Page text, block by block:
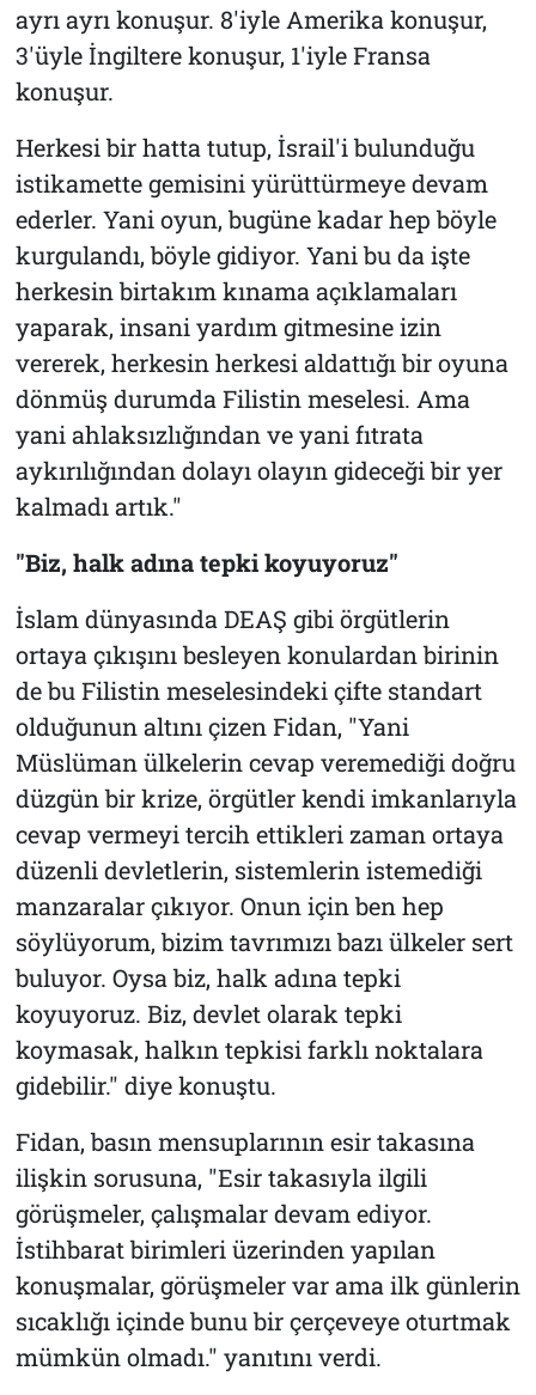
ayrı ayrı konuşur. 8'iyle Amerika konuşur,
3'üyle İngiltere konuşur, 1'iyle Fransa
konuşur.
Herkesi bir hatta tutup, İsrail'i bulunduğu
istikamette gemisini yürüttürmeye devam
ederler. Yani oyun, bugüne kadar hep böyle
kurgulandı, böyle gidiyor. Yani bu da işte
herkesin birtakım kınama açıklamaları
yaparak, insani yardım gitmesine izin
vererek, herkesin herkesi aldattığı bir oyuna
dönmüş durumda Filistin meselesi. Ama
yani ahlaksızlığından ve yani fıtrata
aykırılığından dolayı olayın gideceği bir yer
kalmadı artık."
"Biz, halk adına tepki koyuyoruz"
İslam dünyasında DEAŞ gibi örgütlerin
ortaya çıkışını besleyen konulardan birinin
de bu Filistin meselesindeki çifte standart
olduğunun altını çizen Fidan, "Yani
Müslüman ülkelerin cevap veremediği doğru
düzgün bir krize, örgütler kendi imkanlarıyla
cevap vermeyi tercih ettikleri zaman ortaya
düzenli devletlerin, sistemlerin istemediği
manzaralar çıkıyor. Onun için ben hep
söylüyorum, bizim tavrımızı bazı ülkeler sert
buluyor. Oysa biz, halk adına tepki
koyuyoruz. Biz, devlet olarak tepki
koymasak, halkın tepkisi farklı noktalara
gidebilir." diye konuştu.
Fidan, basın mensuplarının esir takasına
ilişkin sorusuna, "Esir takasıyla ilgili
görüşmeler, çalışmalar devam ediyor.
İstihbarat birimleri üzerinden yapılan
konuşmalar, görüşmeler var ama ilk günlerin
sıcaklığı içinde bunu bir çerçeveye oturtmak
mümkün olmadı." yanıtını verdi.